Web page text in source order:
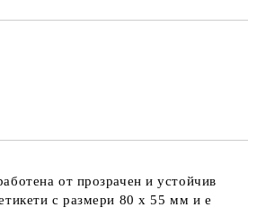
от прозрачен и устойчив
с размери 80 х 55 мм и е